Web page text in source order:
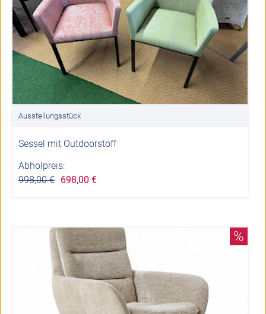
Ausstellungsstück
Sessel mit Outdoorstoff
Abholpreis:
998,00 € 698,00 €
%